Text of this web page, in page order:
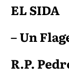
EL SIDA
– Un
R.P.